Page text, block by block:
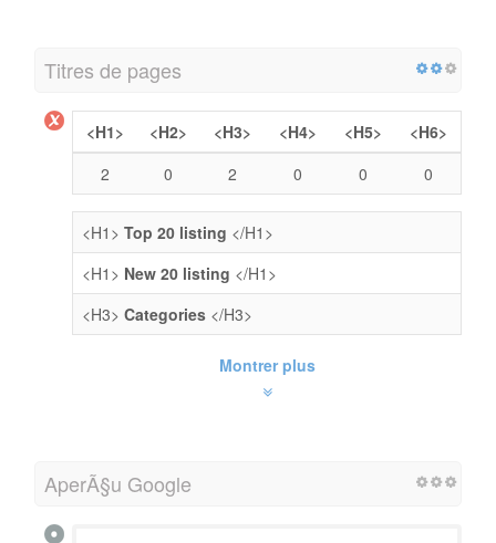
Titres de pages
<H1> <H2> <H3> <H4> <H5>
<H6>
2
0 2 0 0 0
<H1> Top 20 listing </H1>
<H1> New 20 listing </H1>
<H3> Categories </H3>
Montrer plus
AperÃ§u Google